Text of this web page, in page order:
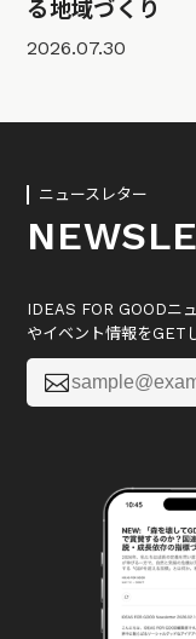
る地域づくり
2026.07.30
ニュースレター
IDEAS FOR GOODニ
やイベント情報をGET
